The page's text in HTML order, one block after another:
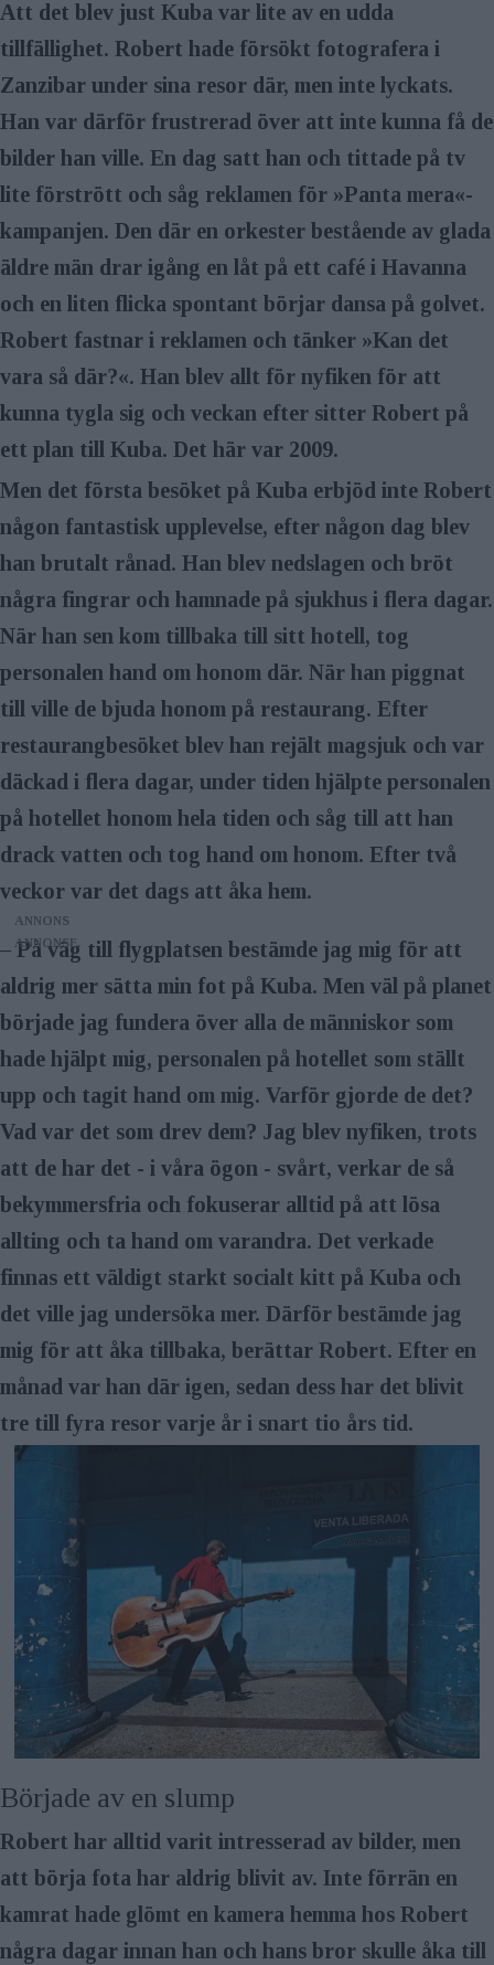
Att det blev just Kuba var lite av en udda
tillfällighet. Robert hade försökt fotografera i
Zanzibar under sina resor där, men inte lyckats.
Han var därför frustrerad över att inte kunna få de
bilder han ville. En dag satt han och tittade på tv
lite förstrött och såg reklamen för »Panta mera«-
kampanjen. Den där en orkester bestående av glada
äldre män drar igång en låt på ett café i Havanna
och en liten flicka spontant börjar dansa på golvet.
Robert fastnar i reklamen och tänker »Kan det
vara så där?«. Han blev allt för nyfiken för att
kunna tygla sig och veckan efter sitter Robert på
ett plan till Kuba. Det här var 2009.
Men det första besöket på Kuba erbjöd inte Robert
någon fantastisk upplevelse, efter någon dag blev
han brutalt rånad. Han blev nedslagen och bröt
några fingrar och hamnade på sjukhus i flera dagar.
När han sen kom tillbaka till sitt hotell, tog
personalen hand om honom där. När han piggnat
till ville de bjuda honom på restau­rang. Efter
restaurangbesöket blev han rejält magsjuk och var
däckad i flera dagar, under tiden hjälpte personalen
på hotellet honom hela tiden och såg till att han
drack vatten och tog hand om honom. Efter två
veckor var det dags att åka hem.
ANNONS
– På väg till flygplatsen bestämde jag mig för att
aldrig mer sätta min fot på Kuba. Men väl på planet
började jag fundera över alla de människor som
hade hjälpt mig, personalen på hotellet som ställt
upp och tagit hand om mig. Varför gjorde de det?
Vad var det som drev dem? Jag blev nyfiken, trots
att de har det - i våra ögon - svårt, verkar de så
bekymmersfria och fokuserar alltid på att lösa
allting och ta hand om varandra. Det verkade
finnas ett väldigt starkt socialt kitt på Kuba och
det ville jag undersöka mer. Därför bestämde jag
mig för att åka tillbaka, berättar Robert. Efter en
månad var han där igen, sedan dess har det blivit
tre till fyra resor varje år i snart tio års tid.
Började av en slump
Robert har alltid varit intresserad av bilder, men
att börja fota har aldrig blivit av. Inte förrän en
kamrat hade glömt en kamera hemma hos Robert
några dagar innan han och hans bror skulle åka till